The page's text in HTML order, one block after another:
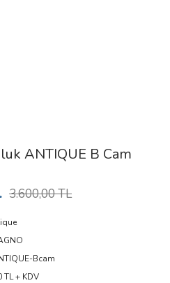
ANTIQUE B Cam
3.600,00 TL
Bcam
TL + KDV